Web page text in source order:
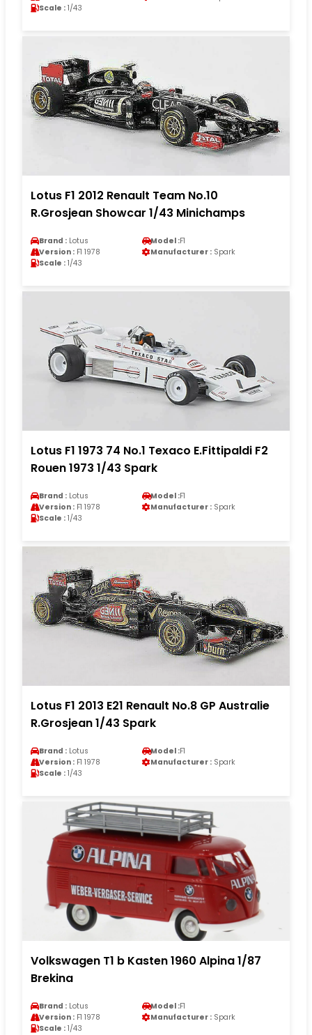
Scale : 1/43
Lotus F1 2012 Renault Team No.10
R.Grosjean Showcar 1/43 Minichamps
Brand : Lotus Model :F1
Version : F1 1978 Manufacturer : Spark
Scale : 1/43
Lotus F1 1973 74 No.1 Texaco E.Fittipaldi F2
Rouen 1973 1/43 Spark
Brand : Lotus Model :F1
Version : F1 1978 Manufacturer : Spark
Scale : 1/43
Lotus F1 2013 E21 Renault No.8 GP Australie
R.Grosjean 1/43 Spark
Brand : Lotus Model :F1
Version : F1 1978 Manufacturer : Spark
Scale : 1/43
Volkswagen T1 b Kasten 1960 Alpina 1/87
Brekina
Brand : Lotus Model :F1
Version : F1 1978 Manufacturer : Spark
Scale : 1/43